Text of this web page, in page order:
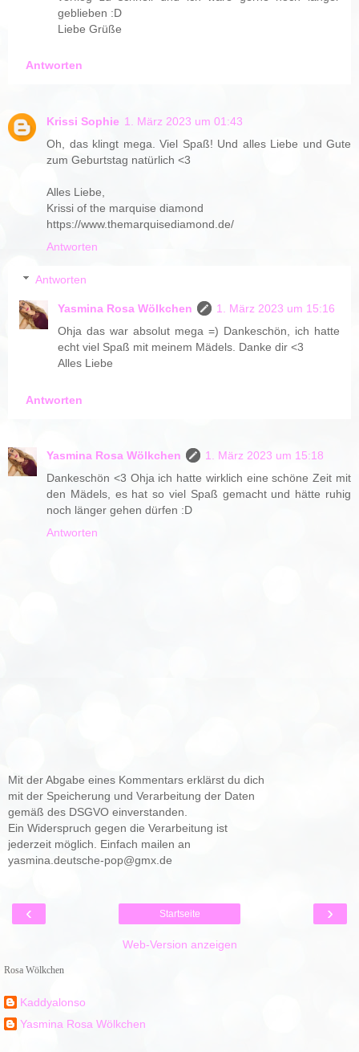
geblieben :D
Liebe Grüße
Antworten
Krissi Sophie 1. März 2023 um 01:43
Oh, das klingt mega. Viel Spaß! Und alles Liebe und Gute
zum Geburtstag natürlich <3
Alles Liebe,
Krissi of the marquise diamond
https://www.themarquisediamond.de/
Antworten
Antworten
Yasmina Rosa Wölkchen
1. März 2023 um 15:16
Ohja das war absolut mega =) Dankeschön, ich hatte
echt viel Spaß mit meinem Mädels. Danke dir <3
Alles Liebe
Antworten
Yasmina Rosa Wölkchen
1. März 2023 um 15:18
Dankeschön <3 Ohja ich hatte wirklich eine schöne Zeit mit
den Mädels, es hat so viel Spaß gemacht und hätte ruhig
noch länger gehen dürfen :D
Antworten
Mit der Abgabe eines Kommentars erklärst du dich
mit der Speicherung und Verarbeitung der Daten
gemäß des DSGVO einverstanden.
Ein Widerspruch gegen die Verarbeitung ist
jederzeit möglich. Einfach mailen an
yasmina.deutsche-pop@gmx.de
‹ ›
Startseite
Web-Version anzeigen
Rosa Wölkchen
Kaddyalonso
Yasmina Rosa Wölkchen